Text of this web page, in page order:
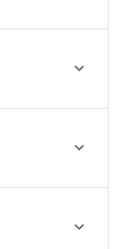


